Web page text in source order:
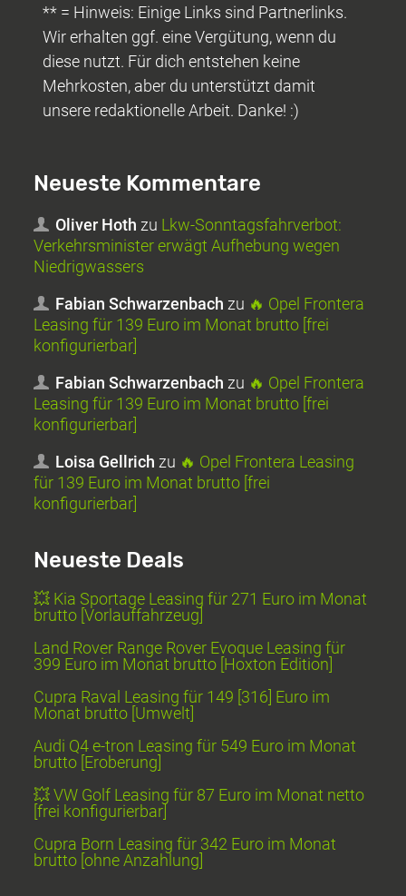
** = Hinweis: Einige Links sind Partnerlinks.
Wir erhalten ggf. eine Vergütung, wenn du
diese nutzt. Für dich entstehen keine
Mehrkosten, aber du unterstützt damit
unsere redaktionelle Arbeit. Danke! :)
Neueste Kommentare
Oliver Hoth zu Lkw-Sonntagsfahrverbot:
Verkehrsminister erwägt Aufhebung wegen
Niedrigwassers
Fabian Schwarzenbach zu 🔥 Opel Frontera
Leasing für 139 Euro im Monat brutto [frei
konfigurierbar]
Fabian Schwarzenbach zu 🔥 Opel Frontera
Leasing für 139 Euro im Monat brutto [frei
konfigurierbar]
Loisa Gellrich zu 🔥 Opel Frontera Leasing
für 139 Euro im Monat brutto [frei
konfigurierbar]
Neueste Deals
💥 Kia Sportage Leasing für 271 Euro im Monat
brutto [Vorlauffahrzeug]
Land Rover Range Rover Evoque Leasing für
399 Euro im Monat brutto [Hoxton Edition]
Cupra Raval Leasing für 149 [316] Euro im
Monat brutto [Umwelt]
Audi Q4 e-tron Leasing für 549 Euro im Monat
brutto [Eroberung]
💥 VW Golf Leasing für 87 Euro im Monat netto
[frei konfigurierbar]
Cupra Born Leasing für 342 Euro im Monat
brutto [ohne Anzahlung]